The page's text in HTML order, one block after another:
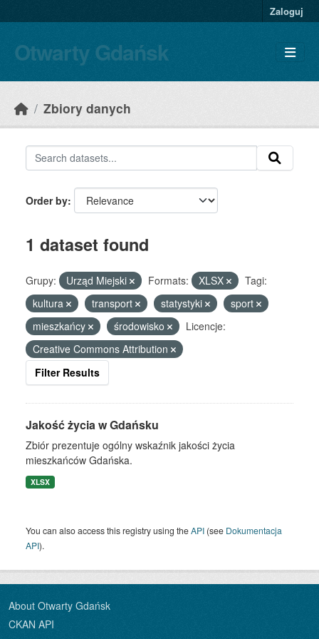
Zaloguj
Otwarty Gdańsk
Zbiory danych
Order by
1 dataset found
Grupy: Urząd Miejski Formats: XLSX
Tagi:
kultura
transport statystyki
sport
mieszkańcy
środowisko
Licencje:
Creative Commons Attribution
Filter Results
Jakość życia w Gdańsku
Zbiór prezentuje ogólny wskaźnik jakości życia
mieszkańców Gdańska.
XLSX
You can also access this registry using theAPI (see Dokumentacja
API).
About Otwarty Gdańsk
CKAN API